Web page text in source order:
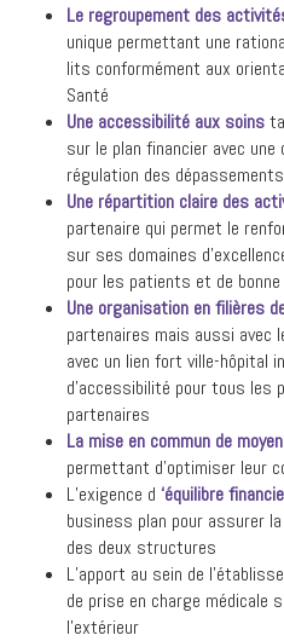
Le regroupement des
unique permettant une
lits conformément aux
Santé
Une accessibilité aux soins
sur le plan financier avec
régulation des dépassements
Une répartition claire des
partenaire qui permet le
sur ses domaines
pour les patients et de
Une organisation en filières
partenaires mais aussi avec
avec un lien fort ville-hôpital
d’accessibilité pour tous les
partenaires
La mise en commun de
permettant d’optimiser leur
L’exigence d ‘équilibre
business plan pour assurer
des deux structures
L’apport au sein de
de prise en charge médicale
l’extérieur